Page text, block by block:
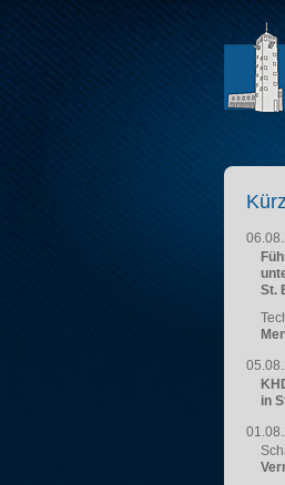
St.
in